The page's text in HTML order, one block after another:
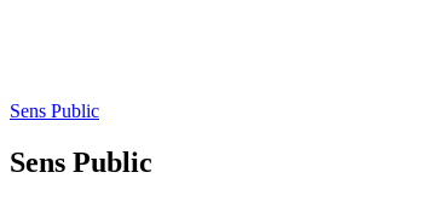
Sens Public
Sens Public